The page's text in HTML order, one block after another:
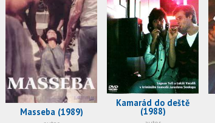
Masseba (1989)
Kamarád do deště
(1988)